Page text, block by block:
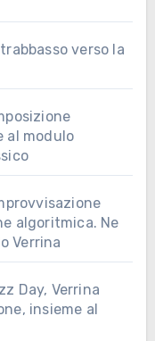
verso la
al modulo
algoritmica. Ne
Verrina
Day, Verrina
insieme al